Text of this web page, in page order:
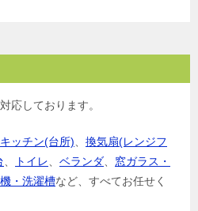
応しております。
キッチン(台所)
換気扇(レンジフ
トイレ ベランダ
窓ガラス・
・洗濯槽など、すべてお任せく